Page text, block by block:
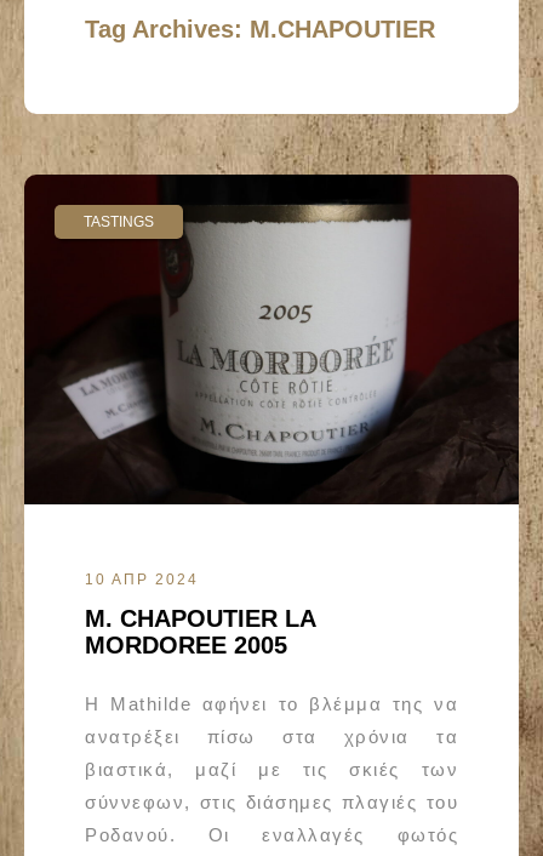
Tag Archives: M.CHAPOUTIER
TASTINGS
10 ΑΠΡ 2024
M. CHAPOUTIER LA
MORDORΕE 2005
Η Mathilde αφήνει το βλέμμα της να
ανατρέξει πίσω στα χρόνια τα
βιαστικά, μαζί με τις σκιές των
σύννεφων, στις διάσημες πλαγιές του
Ροδανού. Οι εναλλαγές φωτός